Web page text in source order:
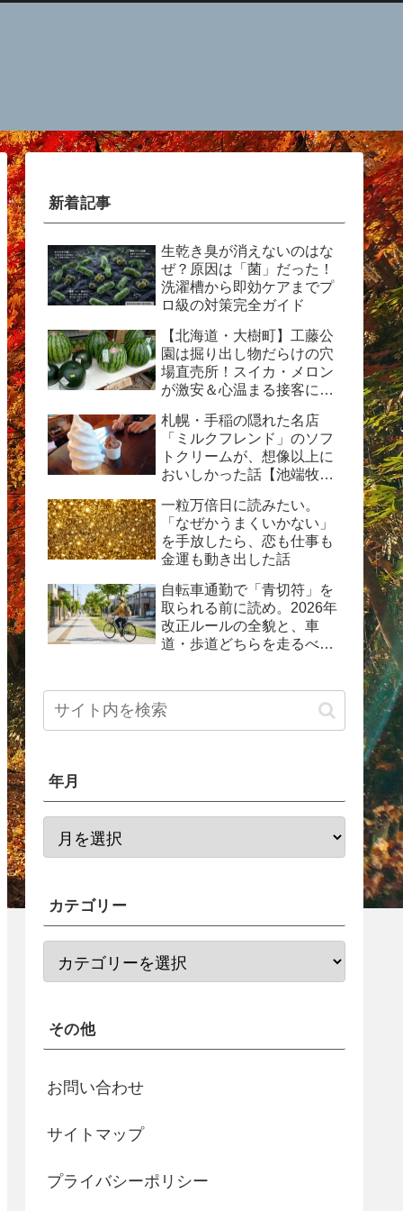
新着記事
生乾き臭が消えないのはな
ぜ？原因は「菌」だった！
洗濯槽から即効ケアまでプ
ロ級の対策完全ガイド
【北海道・大樹町】工藤公
園は掘り出し物だらけの穴
場直売所！スイカ・メロン
が激安＆心温まる接客に感
札幌・手稲の隠れた名店
「ミルクフレンド」のソフ
トクリームが、想像以上に
おいしかった話【池端牧場
一粒万倍日に読みたい。
「なぜかうまくいかない」
を手放したら、恋も仕事も
金運も動き出した話
自転車通勤で「青切符」を
取られる前に読め。2026年
改正ルールの全貌と、車
道・歩道どちらを走るべき
年月
カテゴリー
その他
お問い合わせ
サイトマップ
プライバシーポリシー